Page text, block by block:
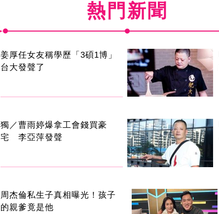
熱門新聞
姜厚任女友稱學歷「3碩1博」
台大發聲了
獨／曹雨婷爆拿工會錢買豪
宅 李亞萍發聲
周杰倫私生子真相曝光！孩子
的親爹竟是他